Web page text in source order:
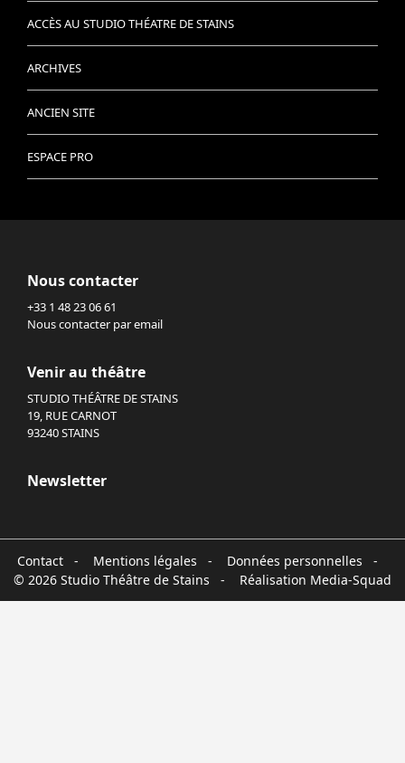
ACCÈS AU STUDIO THÉATRE DE STAINS
ARCHIVES
ANCIEN SITE
ESPACE PRO
Nous contacter
+33 1 48 23 06 61
Nous contacter par email
Venir au théâtre
STUDIO THÉÂTRE DE STAINS
19, RUE CARNOT
93240 STAINS
Newsletter
Contact- Mentions légales - Données personnelles -
© 2026 Studio Théâtre de Stains - Réalisation Media-Squad